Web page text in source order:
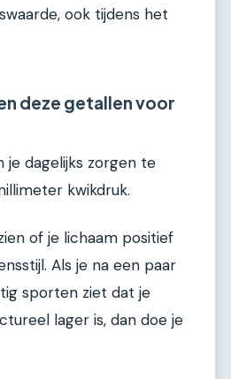
ook tijdens het
deze getallen voor
je dagelijks zorgen te
kwikdruk.
of je lichaam positief
Als je na een paar
sporten ziet dat je
lager is, dan doe je